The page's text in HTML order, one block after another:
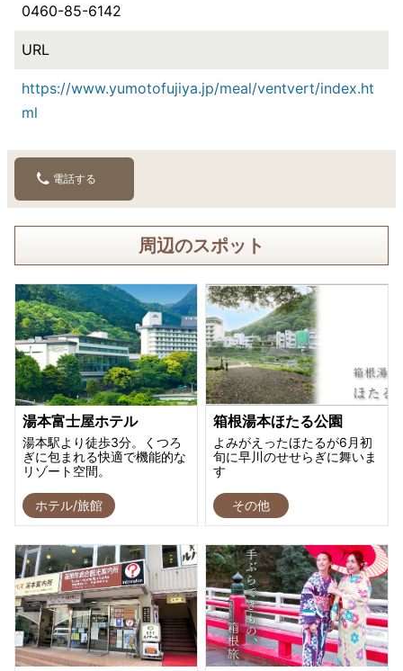
0460-85-6142
URL
https://www.yumotofujiya.jp/meal/ventvert/index.ht
ml
電話する
周辺のスポット
湯本富士屋ホテル
湯本駅より徒歩3分。くつろ
ぎに包まれる快適で機能的な
リゾート空間。
ホテル/旅館
箱根湯本ほたる公園
よみがえったほたるが6月初
旬に早川のせせらぎに舞いま
す
その他